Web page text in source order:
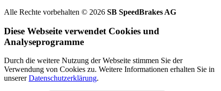
Alle Rechte vorbehalten © 2026 SB SpeedBrakes AG
Diese Webseite verwendet Cookies und
Analyseprogramme
Durch die weitere Nutzung der Webseite stimmen Sie der
Verwendung von Cookies zu. Weitere Informationen erhalten Sie in
unsererDatenschutzerklärung.